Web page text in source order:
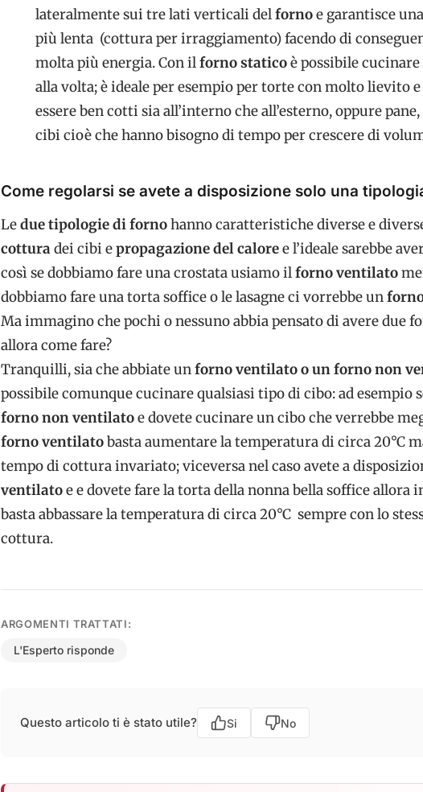
lateralmente sui tre lati verticali delfornoe garantisce
più lenta (cottura per irraggiamento) facendo di
molta più energia. Con ilforno staticoè possibile cucinare
alla volta; è ideale per esempio per torte con molto lievito e
essere ben cotti sia all’interno che all’esterno, oppure
cibi cioè che hanno bisogno di tempo per crescere di
Come regolarsi se avete a disposizione solo una
Ledue tipologie di fornohanno caratteristiche diverse e
cotturadei cibi epropagazione del caloree l’ideale sarebbe
così se dobbiamo fare una crostata usiamo ilforno ventilato
dobbiamo fare una torta soffice o le lasagne ci vorrebbe un
Ma immagino che pochi o nessuno abbia pensato di avere due
allora come fare?
Tranquilli, sia che abbiate unforno ventilato o un forno non
possibile comunque cucinare qualsiasi tipo di cibo: ad esempio
forno non ventilatoe dovete cucinare un cibo che verrebbe
forno ventilatobasta aumentare la temperatura di circa 20°C
tempo di cottura invariato; viceversa nel caso avete a
ventilatoe e dovete fare la torta della nonna bella soffice allora
basta abbassare la temperatura di circa 20°C sempre con lo
cottura.
ARGOMENTI TRATTATI:
L'Esperto risponde
Questo articolo ti è stato utile? Si No